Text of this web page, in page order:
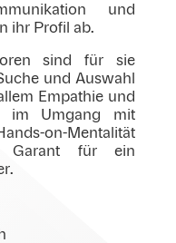
und
ihr Profil ab.
sind für sie
und Auswahl
Empathie und
im Umgang mit
on-Mentalität
Garant für ein